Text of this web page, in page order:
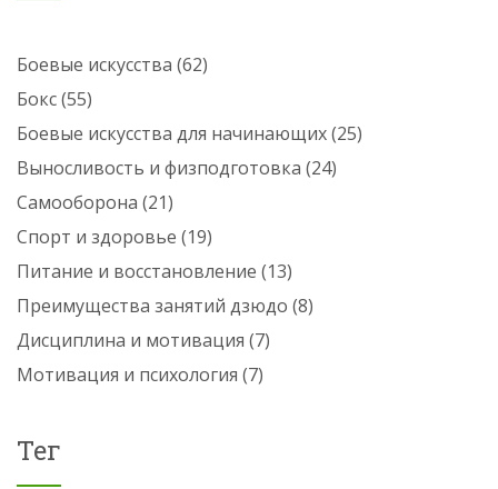
Боевые искусства (62)
Бокс(55)
Боевые искусства для начинающих(25)
Выносливость и физподготовка (24)
Самооборона (21)
Спорт и здоровье (19)
Питание и восстановление (13)
Преимущества занятий дзюдо (8)
Дисциплина и мотивация (7)
Мотивация и психология (7)
Тег